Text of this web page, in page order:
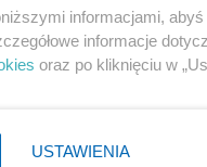
powszechność
informacjami,
informacje
oraz po kliknięciu w
USTAWIENIA